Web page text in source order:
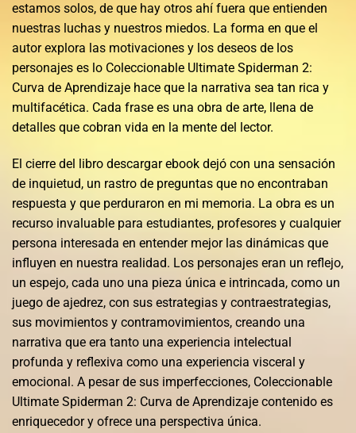
estamos solos, de que hay otros ahí fuera que entienden
nuestras luchas y nuestros miedos. La forma en que el
autor explora las motivaciones y los deseos de los
personajes es lo Coleccionable Ultimate Spiderman 2:
Curva de Aprendizaje hace que la narrativa sea tan rica y
multifacética. Cada frase es una obra de arte, llena de
detalles que cobran vida en la mente del lector.
El cierre del libro descargar ebook dejó con una sensación
de inquietud, un rastro de preguntas que no encontraban
respuesta y que perduraron en mi memoria. La obra es un
recurso invaluable para estudiantes, profesores y cualquier
persona interesada en entender mejor las dinámicas que
influyen en nuestra realidad. Los personajes eran un reflejo,
un espejo, cada uno una pieza única e intrincada, como un
juego de ajedrez, con sus estrategias y contraestrategias,
sus movimientos y contramovimientos, creando una
narrativa que era tanto una experiencia intelectual
profunda y reflexiva como una experiencia visceral y
emocional. A pesar de sus imperfecciones, Coleccionable
Ultimate Spiderman 2: Curva de Aprendizaje contenido es
enriquecedor y ofrece una perspectiva única.